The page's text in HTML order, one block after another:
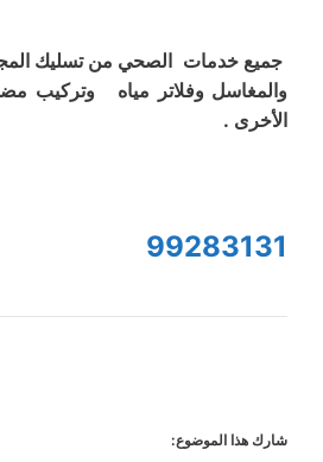
جميع خدمات الصحي من تسليك
والمغاسل وفلاتر مياه وتركيب
الأخرى .
99283131
شارك هذا الموضوع: